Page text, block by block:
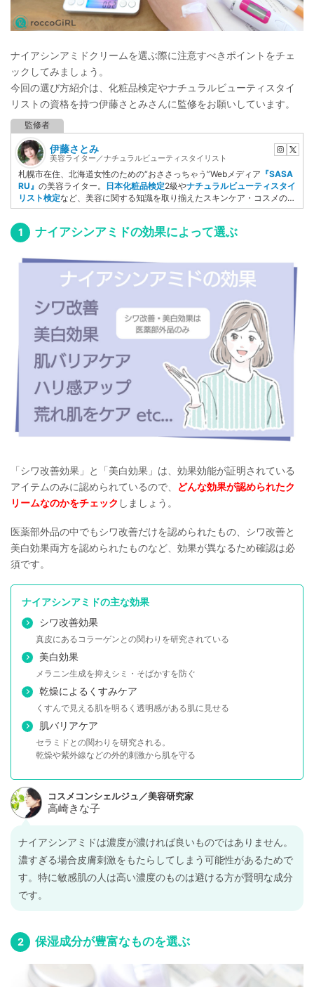
ナイアシンアミドクリームを選ぶ際に注意すべきポイントをチェ
ックしてみましょう。
今回の選び方紹介は、化粧品検定やナチュラルビューティスタイ
リストの資格を持つ伊藤さとみさんに監修をお願いしています。
伊藤さとみ
美容ライター／ナチュラルビューティスタイリスト
札幌市在住、北海道女性のための“おささっちゃう”Webメディア 『SASA
RU』 の美容ライター。 日本化粧品検定2級やナチュラルビューティスタイ
リスト検定など、美容に関する知識を取り揃えたスキンケア・コスメのプ
ロ。自らも執筆を行うなど美容記事の経験が豊富。コスメライター養成講
座ベーシックコースを修了しており、美容ライターに必要な基礎知識や薬
機法を学ぶ。
ナイアシンアミドの効果によって選ぶ
「シワ改善効果」と「美白効果」は、効果効能が証明されている
アイテムのみに認められているので、
どんな効果が認められたク
リームなのかをチェック しましょう。
医薬部外品の中でもシワ改善だけを認められたもの、シワ改善と
美白効果両方を認められたものなど、効果が異なるため確認は必
須です。
ナイアシンアミドの主な効果
シワ改善効果
真皮にあるコラーゲンとの関わりを研究されている
美白効果
メラニン生成を抑えシミ・そばかすを防ぐ
乾燥によるくすみケア
くすんで見える肌を明るく透明感がある肌に見せる
肌バリアケア
セラミドとの関わりを研究される。
乾燥や紫外線などの外的刺激から肌を守る
ナイアシンアミドは濃度が濃ければ良いものではありません。
濃すぎる場合皮膚刺激をもたらしてしまう可能性があるためで
す。特に敏感肌の人は高い濃度のものは避ける方が賢明な成分
です。
保湿成分が豊富なものを選ぶ